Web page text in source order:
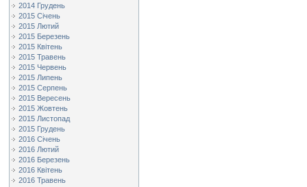
2014 Грудень
2015 Січень
2015 Лютий
2015 Березень
2015 Квітень
2015 Травень
2015 Червень
2015 Липень
2015 Серпень
2015 Вересень
2015 Жовтень
2015 Листопад
2015 Грудень
2016 Січень
2016 Лютий
2016 Березень
2016 Квітень
2016 Травень